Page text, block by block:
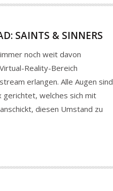
SAINTS & SINNERS
noch weit davon
Reality-Bereich
erlangen. Alle Augen sind
gerichtet, welches sich mit
diesen Umstand zu